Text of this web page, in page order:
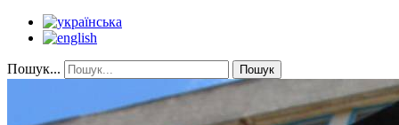
Пошук... Пошук